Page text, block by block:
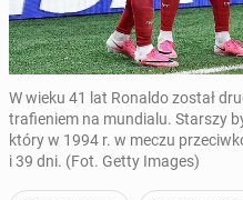
W wieku 41 lat Ronaldo został
trafieniem na mundialu. Starszy
który w 1994 r. w meczu
i 39 dni. (Fot. Getty Images)